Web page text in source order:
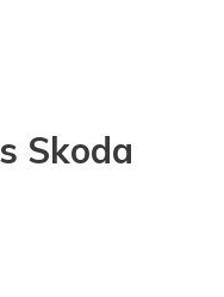
Skoda